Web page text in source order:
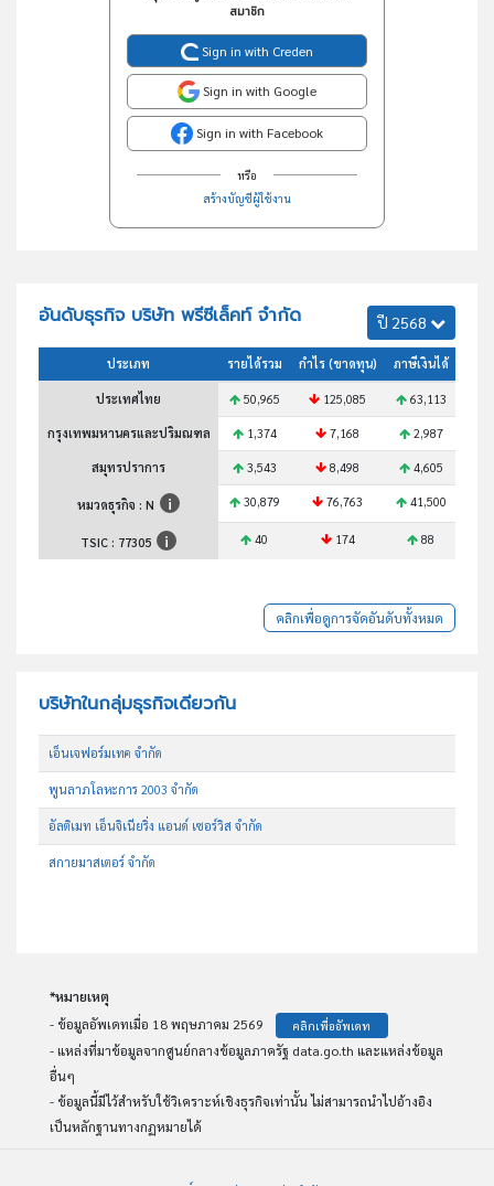
สมาชิก
Sign in with Creden
Sign in with Google
Sign in with Facebook
หรือ
สร้างบัญชีผู้ใช้งาน
อันดับธุรกิจ บริษัท พรีซีเล็คท์ จำกัด ปี 2568
ประเภท รายได้รวม กำไร (ขาดทุน) ภาษีเงินได้
ประเทศไทย 50,965 125,085 63,113
กรุงเทพมหานครและปริมณฑล 1,374 7,168 2,987
สมุทรปราการ 3,543 8,498 4,605
หมวดธุรกิจ : N 30,879 76,763 41,500
TSIC : 77305 40 174 88
คลิกเพื่อดูการจัดอันดับทั้งหมด
บริษัทในกลุ่มธุรกิจเดียวกัน
เอ็นเจฟอร์มเทค จำกัด
พูนลาภโลหะการ 2003 จำกัด
อัลติเมท เอ็นจิเนียริ่ง แอนด์ เซอร์วิส จำกัด
สกายมาสเตอร์ จำกัด
*หมายเหตุ
- ข้อมูลอัพเดทเมื่อ 18 พฤษภาคม 2569
คลิกเพื่ออัพเดท
- แหล่งที่มาข้อมูลจากศูนย์กลางข้อมูลภาครัฐ data.go.th และแหล่งข้อมูล
อื่นๆ
- ข้อมูลนี้มีไว้สำหรับใช้วิเคราะห์เชิงธุรกิจเท่านั้น ไม่สามารถนำไปอ้างอิง
เป็นหลักฐานทางกฏหมายได้